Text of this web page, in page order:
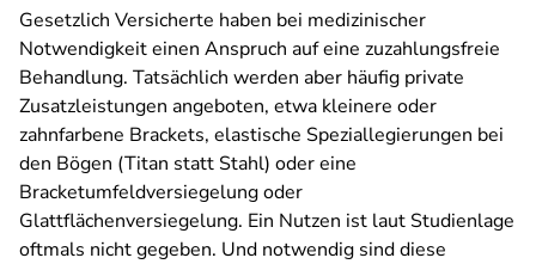
Gesetzlich Versicherte haben bei medizinischer
Notwendigkeit einen Anspruch auf eine zuzahlungsfreie
Behandlung. Tatsächlich werden aber häufig private
Zusatzleistungen angeboten, etwa kleinere oder
zahnfarbene Brackets, elastische Speziallegierungen bei
den Bögen (Titan statt Stahl) oder eine
Bracketumfeldversiegelung oder
Glattflächenversiegelung. Ein Nutzen ist laut Studienlage
oftmals nicht gegeben. Und notwendig sind diese